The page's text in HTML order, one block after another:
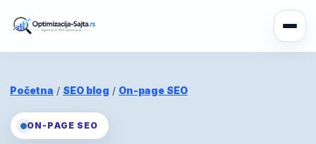
Početna / SEO blog / On-page SEO
ON-PAGE SEO